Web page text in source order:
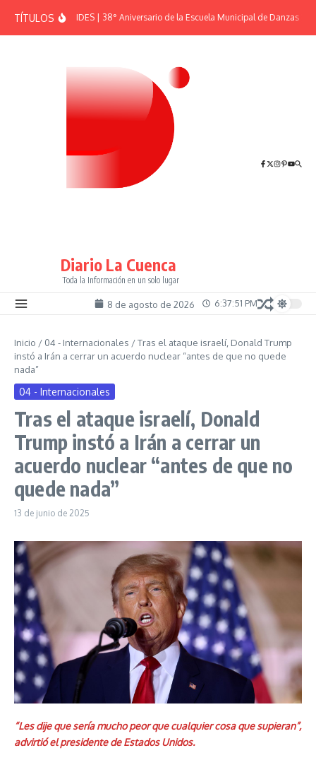
TÍTULOSEFEMÉRIDES | 38° Aniversario de la Escuela Municipal de Danzas “El
Diario La Cuenca
Toda la Información en un solo lugar
8 de agosto de 2026 6:37:51 PM
Inicio / 04 - Internacionales /Tras el ataque israelí, Donald Trump
instó a Irán a cerrar un acuerdo nuclear “antes de que no quede
nada”
04 - Internacionales
Tras el ataque israelí, Donald
Trump instó a Irán a cerrar un
acuerdo nuclear “antes de que no
quede nada”
13 de junio de 2025
“Les dije que sería mucho peor que cualquier cosa que supieran”,
advirtió el presidente de Estados Unidos.